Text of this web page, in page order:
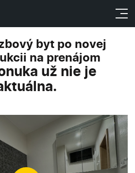
byt po novej
na prenájom
už nie je